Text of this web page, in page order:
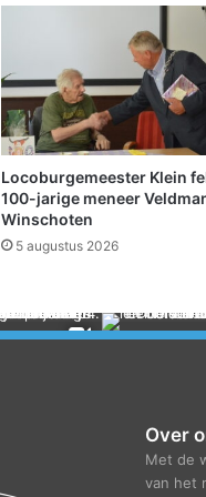
o
t
e
n
e
e
d
r
e
e
z
Locoburgemeester Klein
100-jarige meneer
Winschoten
5 augustus 2026
Over
Met de
van het